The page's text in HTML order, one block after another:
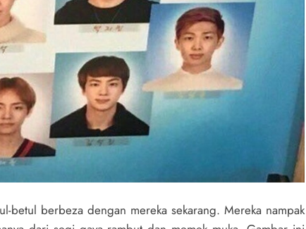
betul berbeza dengan mereka sekarang. Mereka nampak